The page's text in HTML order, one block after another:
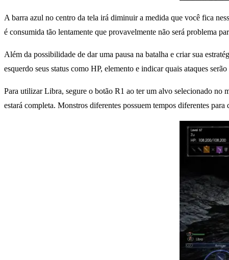
A barra azul no centro da tela irá diminuir a medida que você fica
é consumida tão lentamente que provavelmente não será problema
Além da possibilidade de dar uma pausa na batalha e criar sua
esquerdo seus status como HP, elemento e indicar quais ataques
Para utilizar Libra, segure o botão R1 ao ter um alvo selecionado no
estará completa. Monstros diferentes possuem tempos diferentes para